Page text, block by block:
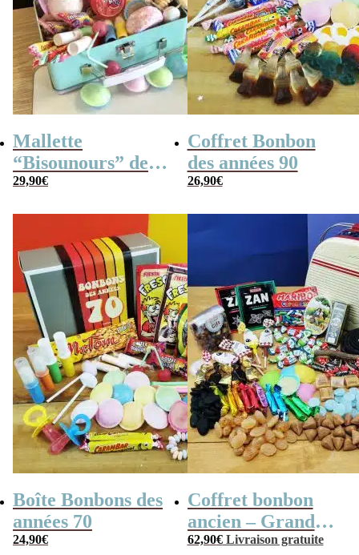
Mallette
“Bisounours” des
années 80 remplie
29,90€
Coffret Bonbon
des années 90
26,90€
Boîte Bonbons des
années 70
24,90€
Coffret bonbon
ancien – Grande
mallette en métal
62,90€Livraison gratuite